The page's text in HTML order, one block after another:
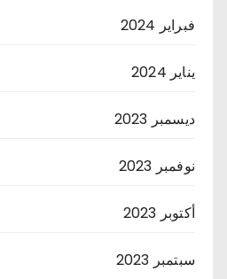
فبراير 2024
يناير 2024
ديسمبر 2023
نوفمبر 2023
أكتوبر 2023
سبتمبر 2023